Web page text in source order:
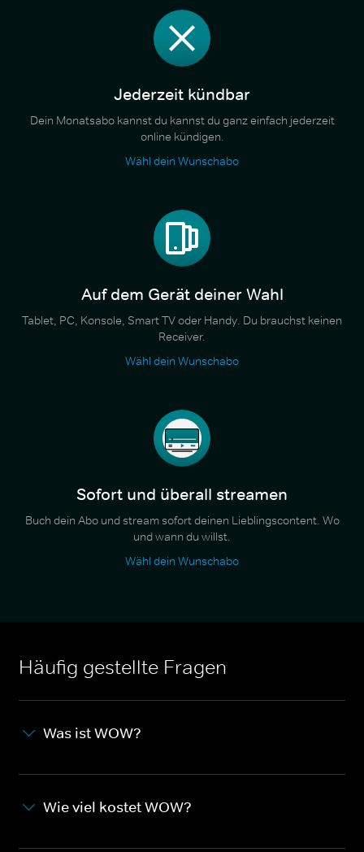
Jederzeit kündbar
Dein Monatsabo kannst du kannst du ganz einfach jederzeit
online kündigen.
Wähl dein Wunschabo
Auf dem Gerät deiner Wahl
Tablet, PC, Konsole, Smart TV oder Handy. Du brauchst keinen
Receiver.
Wähl dein Wunschabo
Sofort und überall streamen
Buch dein Abo und stream sofort deinen Lieblingscontent. Wo
und wann du willst.
Wähl dein Wunschabo
Häufig gestellte Fragen
Was ist WOW?
Wie viel kostet WOW?